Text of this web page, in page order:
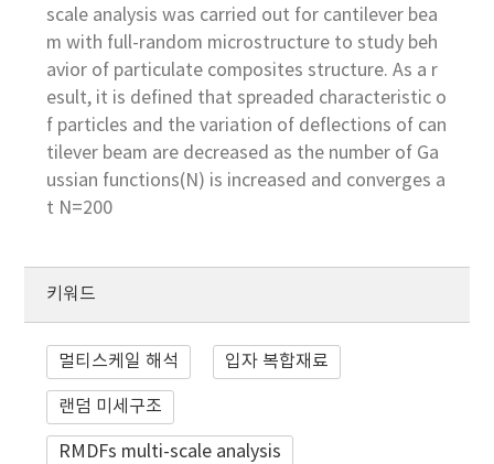
scale analysis was carried out for cantilever bea
m with full-random microstructure to study beh
avior of particulate composites structure. As a r
esult, it is defined that spreaded characteristic o
f particles and the variation of deflections of can
tilever beam are decreased as the number of Ga
ussian functions(N) is increased and converges a
t N=200
키워드
멀티스케일 해석 입자 복합재료
랜덤 미세구조
RMDFs multi-scale analysis